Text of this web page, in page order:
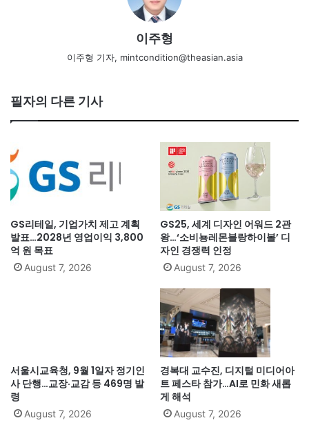
이주형
이주형 기자, mintcondition@theasian.asia
필자의 다른 기사
GS리테일, 기업가치 제고 계획
발표…2028년 영업이익 3,800
억 원 목표
August 7, 2026
GS25, 세계 디자인 어워드 2관
왕…‘소비뇽레몬블랑하이볼’ 디
자인 경쟁력 인정
August 7, 2026
서울시교육청, 9월 1일자 정기인
사 단행…교장·교감 등 469명 발
령
August 7, 2026
경복대 교수진, 디지털 미디어아
트 페스타 참가…AI로 민화 새롭
게 해석
August 7, 2026